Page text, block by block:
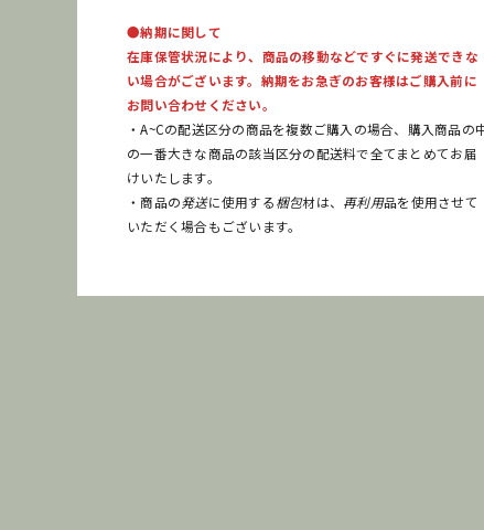
●納期に関して
在庫保管状況により、商品の移動などですぐに発送できな
い場合がございます。納期をお急ぎのお客様はご購入前に
お問い合わせください。
・A~Cの配送区分の商品を複数ご購入の場合、購入商品の
の一番大きな商品の該当区分の配送料で全てまとめてお届
けいたします。
・商品の発送に使用する梱包材は、 再利用品を使用させて
いただく場合もございます。